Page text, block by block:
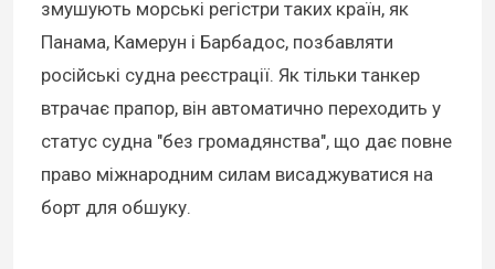
змушують морські регістри таких країн, як
Панама, Камерун і Барбадос, позбавляти
російські судна реєстрації. Як тільки танкер
втрачає прапор, він автоматично переходить у
статус судна "без громадянства", що дає повне
право міжнародним силам висаджуватися на
борт для обшуку.